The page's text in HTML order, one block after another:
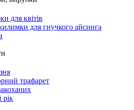
для квітів
для гнучкого айсинга
трафарет